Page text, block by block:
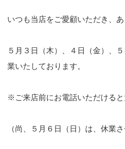
いつも当店をご愛顧いただき、あ
５月３日（木）、４日（金）、
業いたしております。
※ご来店前にお電話いただけると
（尚、５月６日（日）は、休業